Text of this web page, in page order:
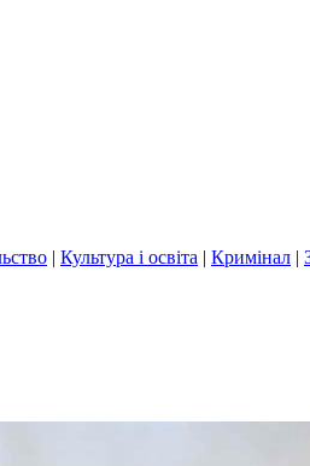
| Культура і освіта | Кримінал |